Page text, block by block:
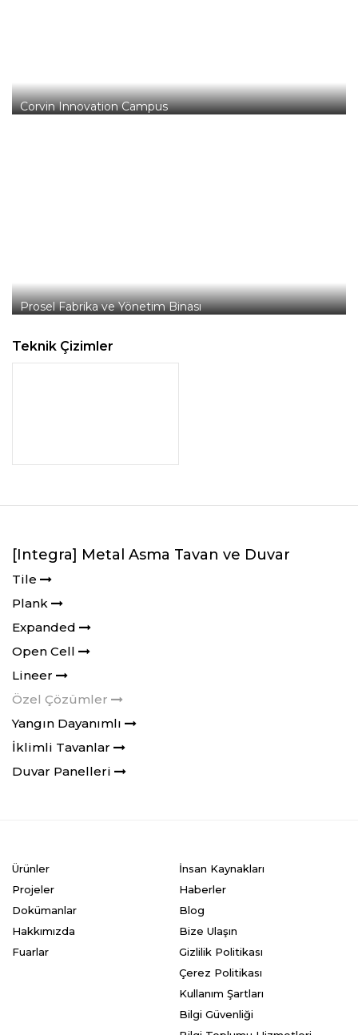
Corvin Innovation Campus
Prosel Fabrika ve Yönetim Binası
Teknik Çizimler
[Integra] Metal Asma Tavan ve Duvar
Tile
Plank
Expanded
Open Cell
Lineer
Özel Çözümler
Yangın Dayanımlı
İklimli Tavanlar
Duvar Panelleri
Ürünler
Projeler
Dokümanlar
Hakkımızda
Fuarlar
İnsan Kaynakları
Haberler
Blog
Bize Ulaşın
Gizlilik Politikası
Çerez Politikası
Kullanım Şartları
Bilgi Güvenliği